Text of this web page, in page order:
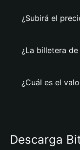
¿Subirá el
¿La billetera
¿Cuál es el
Descarga